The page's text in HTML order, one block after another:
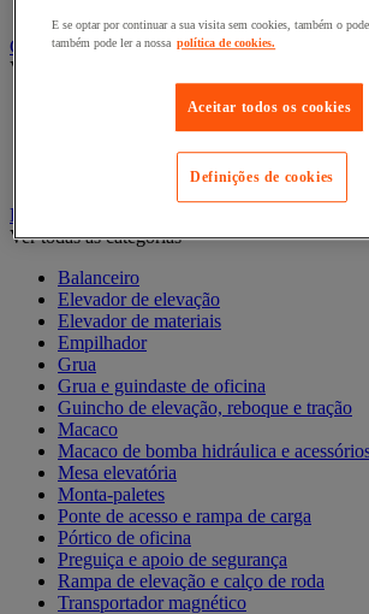
Contentor móvel gradeado
Ver todas as categorias
Acessórios para contentor móvel
Contentor móvel de segurança
Contentor móvel encaixável
Contentor móvel standard
Empilhador, Mesa Elevatória e Sistemas de
Ver todas as categorias
Balanceiro
Elevador de elevação
Elevador de materiais
Empilhador
Grua
Grua e guindaste de oficina
Guincho de elevação, reboque e tração
Macaco
Macaco de bomba hidráulica e
Mesa elevatória
Monta-paletes
Ponte de acesso e rampa de carga
Pórtico de oficina
Preguiça e apoio de segurança
Rampa de elevação e calço de roda
Transportador magnético
E se optar por continuar a sua visita sem cookies, também o
também pode ler a nossa política de cookies.
Aceitar todos os cookies
Definições de cookies